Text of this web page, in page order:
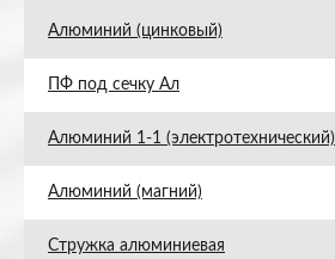
Алюминий (цинковый)
ПФ под сечку Ал
Алюминий 1-1 (электротехнический)
Алюминий (магний)
Стружка алюминиевая